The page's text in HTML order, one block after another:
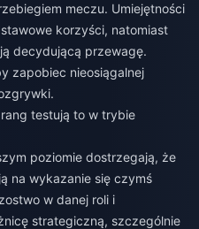
meczu. Umiejętności
korzyści, natomiast
decydującą przewagę.
zapobiec nieosiągalnej
testują to w trybie
poziomie dostrzegają, że
na wykazanie się czymś
w danej roli i
strategiczną, szczególnie